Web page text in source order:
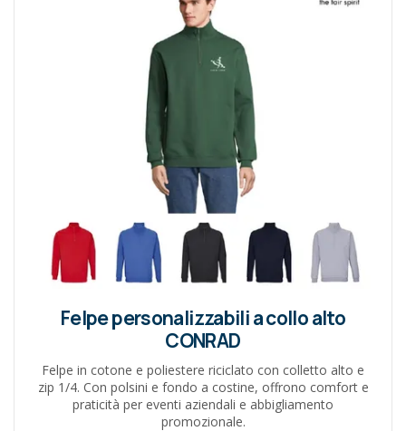
Felpe personalizzabili a collo alto
CONRAD
Felpe in cotone e poliestere riciclato con colletto alto e
zip 1/4. Con polsini e fondo a costine, offrono comfort e
praticità per eventi aziendali e abbigliamento
promozionale.